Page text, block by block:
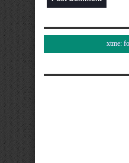
xtme: